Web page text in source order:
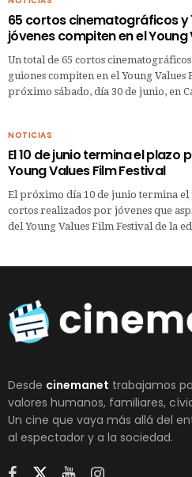
65 cortos cinematográficos y
jóvenes compiten en el Young
Un total de 65 cortos
guiones compiten en el Young Values
próximo sábado, día 30 de junio, en
NOTICIAS
El 10 de junio termina el
Young Values Film Festival
El próximo día 10 de junio termina
cortos realizados por jóvenes que
del Young Values Film Festival de la
Desde cinemanet trabajamos
valores humanos, familiares,
Un cine que vaya más allá del
al espectador y a la sociedad.